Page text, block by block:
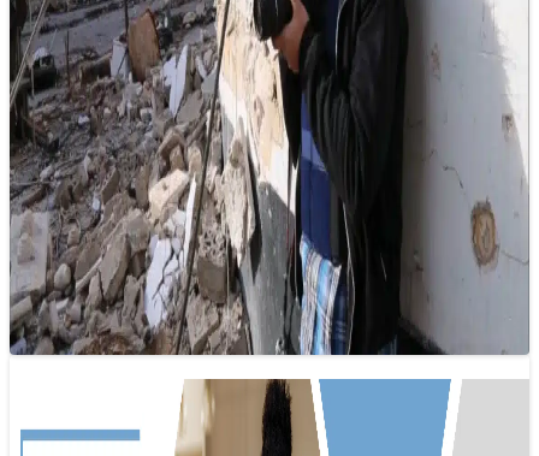
Nhà báo và những nỗi đau: không ai
đáng bị kỳ thị
17/01/2025 10:40
Mỗi nhà báo đều đối mặt với những nỗi đau tâm lý và thể
chất riêng, và không ai nên bị kỳ thị…